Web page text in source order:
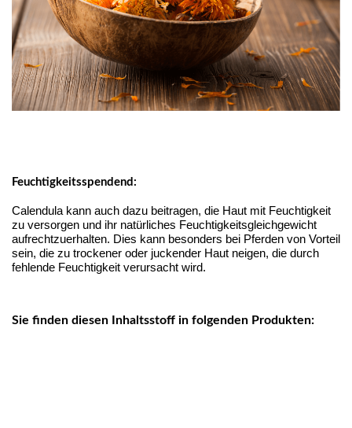
Feuchtigkeitsspendend:
Calendula kann auch dazu beitragen, die Haut mit Feuchtigkeit
zu versorgen und ihr natürliches Feuchtigkeitsgleichgewicht
aufrechtzuerhalten. Dies kann besonders bei Pferden von Vorteil
sein, die zu trockener oder juckender Haut neigen, die durch
fehlende Feuchtigkeit verursacht wird.
Sie finden diesen Inhaltsstoff in folgenden Produkten: